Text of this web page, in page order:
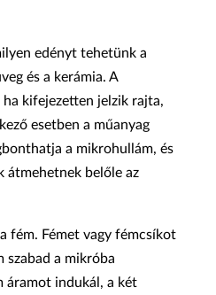
edényt tehetünk a
és a kerámia. A
kifejezetten jelzik rajta,
esetben a műanyag
a mikrohullám, és
átmehetnek belőle az
fém. Fémet vagy fémcsíkot
szabad a mikróba
áramot indukál, a két